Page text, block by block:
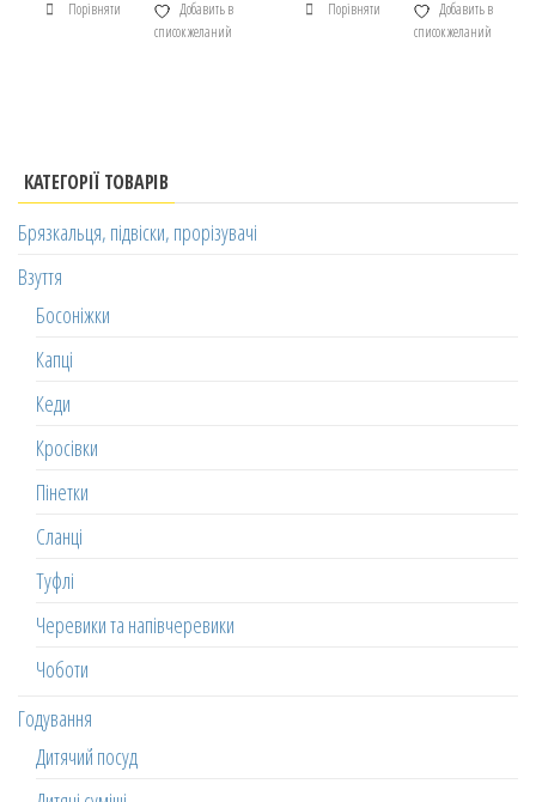
Порівняти
Добавить в
список желаний
Порівняти
Добавить в
список желаний
КАТЕГОРІЇ ТОВАРІВ
Брязкальця, підвіски, прорізувачі
Взуття
Босоніжки
Капці
Кеди
Кросівки
Пінетки
Сланці
Туфлі
Черевики та напівчеревики
Чоботи
Годування
Дитячий посуд